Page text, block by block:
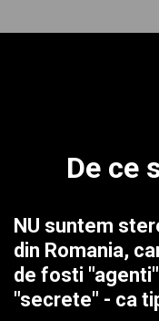
De ce
NU suntem
din Romania,
de fosti
"secrete" - ca